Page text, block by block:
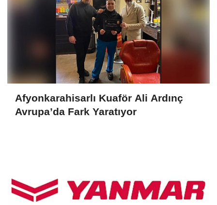
Afyonkarahisarlı Kuaför Ali Ardınç
Avrupa’da Fark Yaratıyor